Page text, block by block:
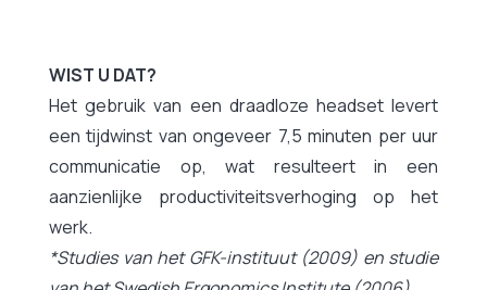
WIST U DAT?
Het gebruik van een draadloze headset levert
een tijdwinst van ongeveer 7,5 minuten per uur
communicatie op, wat resulteert in een
aanzienlijke productiviteitsverhoging op het
werk.
*Studies van het GFK-instituut (2009) en studie